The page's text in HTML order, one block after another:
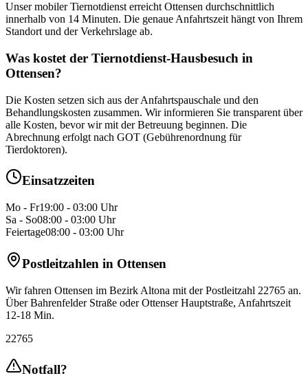
Unser mobiler Tiernotdienst erreicht Ottensen durchschnittlich
innerhalb von 14 Minuten. Die genaue Anfahrtszeit hängt von Ihrem
Standort und der Verkehrslage ab.
Was kostet der Tiernotdienst-Hausbesuch in
Ottensen?
Die Kosten setzen sich aus der Anfahrtspauschale und den
Behandlungskosten zusammen. Wir informieren Sie transparent über
alle Kosten, bevor wir mit der Betreuung beginnen. Die
Abrechnung erfolgt nach GOT (Gebührenordnung für
Tierdoktoren).
Einsatzzeiten
Mo - Fr19:00 - 03:00 Uhr
Sa - So08:00 - 03:00 Uhr
Feiertage08:00 - 03:00 Uhr
Postleitzahlen in Ottensen
Wir fahren Ottensen im Bezirk Altona mit der Postleitzahl 22765 an.
Über Bahrenfelder Straße oder Ottenser Hauptstraße, Anfahrtszeit
12-18 Min.
22765
Notfall?